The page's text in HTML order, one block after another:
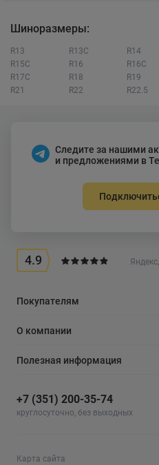
Шиноразмеры:
R13 R13C R14
R15C
R16 R16C
R17C
R18 R19
R21
R22 R22.5
Следите за нашими
и предложениями в
4.9
Покупателям
О компании
Полезная информация
+7 (351) 200-35-74
круглосуточно, без выходных
Карта сайта